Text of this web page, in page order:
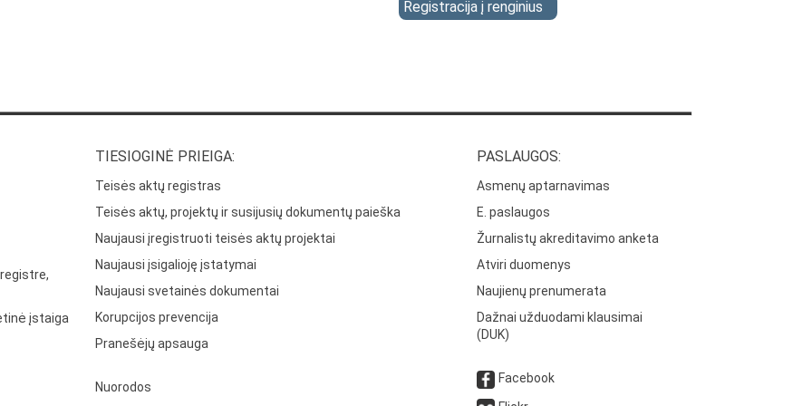
Registracija į renginius
įstaiga
TIESIOGINĖ PRIEIGA:
Teisės aktų registras
Teisės aktų, projektų ir susijusių dokumentų paieška
Naujausi įregistruoti teisės aktų projektai
Naujausi įsigalioję įstatymai
Naujausi svetainės dokumentai
Korupcijos prevencija
Pranešėjų apsauga
Nuorodos
PASLAUGOS:
Asmenų aptarnavimas
E. paslaugos
Žurnalistų akreditavimo anketa
Atviri duomenys
Naujienų prenumerata
Dažnai užduodami klausimai
(DUK)
Facebook